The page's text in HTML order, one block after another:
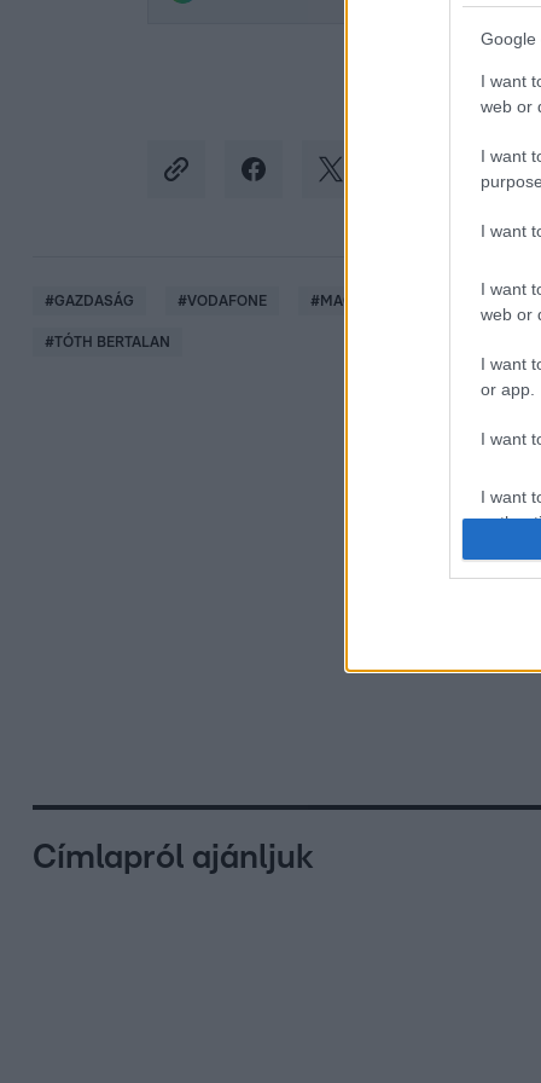
Google
I want
web or
I want
I want
I want
web or
I want
or app.
I want
I want
#GAZDASÁG #VODAFONE #MAGYARORSZÁG
#TÓTH BERTALAN
Címlapról ajánljuk